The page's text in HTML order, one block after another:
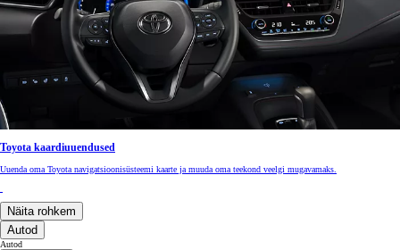
Toyota kaardiuuendused
Uuenda oma Toyota navigatsioonisüsteemi kaarte ja muuda oma teekond veelgi mugavamaks.
Näita rohkem
Autod
Autod